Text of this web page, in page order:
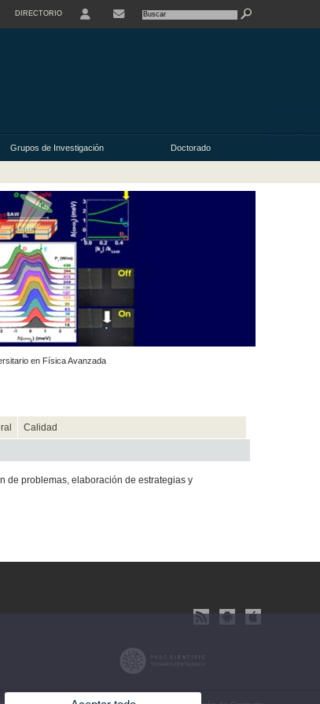
DIRECTORIO
Grupos de Investigación Doctorado
en Física Avanzada
Calidad
de problemas, elaboración de estrategias y